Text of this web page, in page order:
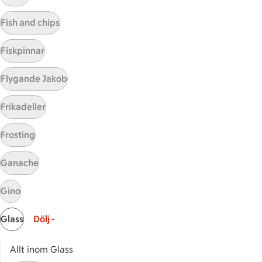
Sidfot
Start
Få snabbt svar
Prenumerera
Fish and chips
Fiskpinnar
Flygande Jakob
Frikadeller
Frosting
Ganache
Gino
Glass Dölj -
Allt inom Glass